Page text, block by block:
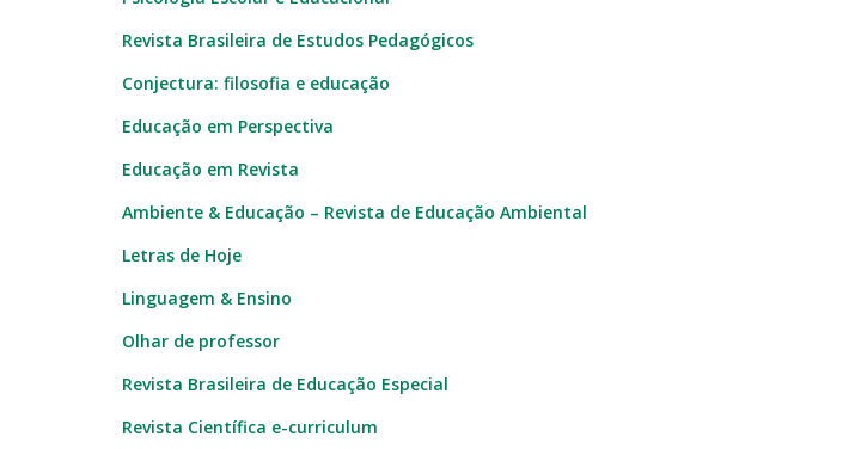
Revista Brasileira de Estudos Pedagógicos
Conjectura: filosofia e educação
Educação em Perspectiva
Educação em Revista
Ambiente & Educação – Revista de Educação Ambiental
Letras de Hoje
Linguagem & Ensino
Olhar de professor
Revista Brasileira de Educação Especial
Revista Científica e-curriculum